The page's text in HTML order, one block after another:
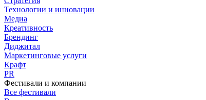
Технологии и инновации
Медиа
Креативность
Брендинг
Диджитал
Маркетинговые услуги
Крафт
PR
Фестивали и компании
Все фестивали